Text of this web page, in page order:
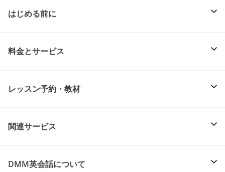
はじめる前に
料金とサービス
レッスン予約・教材
関連サービス
DMM英会話について